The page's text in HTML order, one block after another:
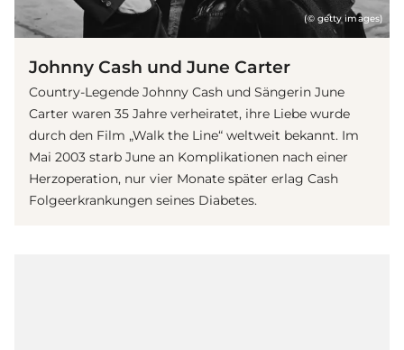
(© getty images)
Johnny Cash und June Carter
Country-Legende Johnny Cash und Sängerin June
Carter waren 35 Jahre verheiratet, ihre Liebe wurde
durch den Film „Walk the Line“ weltweit bekannt. Im
Mai 2003 starb June an Komplikationen nach einer
Herzoperation, nur vier Monate später erlag Cash
Folgeerkrankungen seines Diabetes.